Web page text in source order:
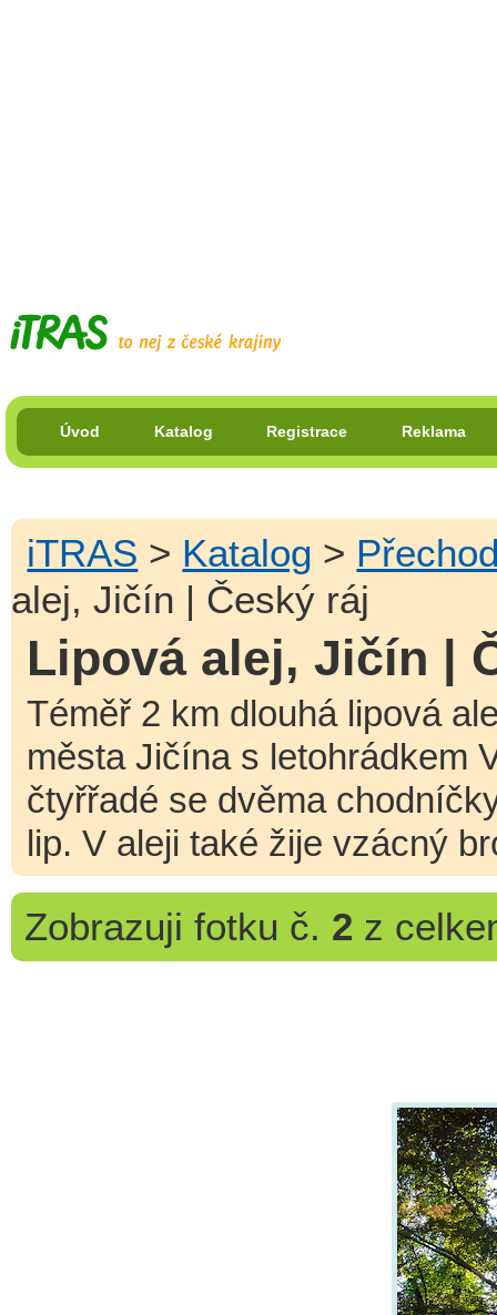
Úvod Katalog Registrace Reklama
iTRAS > Katalog >
alej, Jičín | Český ráj
Lipová alej, Jičín |
Téměř 2 km dlouhá lipová
města Jičína s letohrádkem
čtyřřadé se dvěma
lip. V aleji také žije vzácný
Zobrazuji fotku č. 2 z